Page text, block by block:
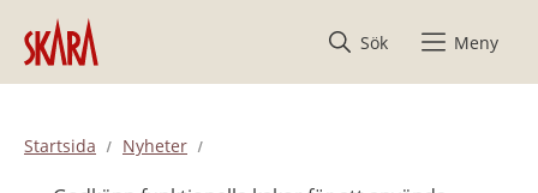
Hoppa till innehåll
Sök
Meny
Startsida Nyheter